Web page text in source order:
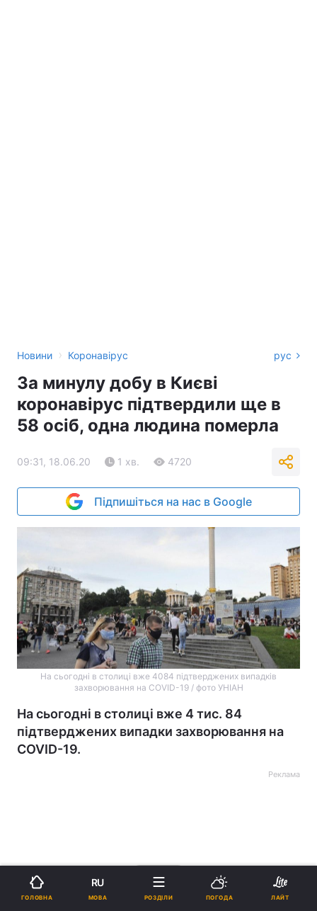
Новини › Коронавірус рус
За минулу добу в Києві
коронавірус підтвердили ще в
58 осіб, одна людина померла
09:31, 18.06.20 1 хв. 4720
Підпишіться на нас в Google
На сьогодні в столиці вже 4084 підтверджених випадків
захворювання на COVID-19 / фото УНІАН
На сьогодні в столиці вже 4 тис. 84
підтверджених випадки захворювання на
COVID-19.
Реклама
ad
ГОЛОВНА
RU
МОВА РОЗДІЛИ ПОГОДА ЛАЙТ